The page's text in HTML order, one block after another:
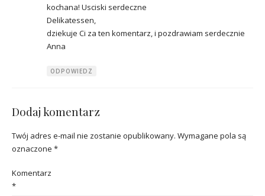
kochana! Usciski serdeczne
Delikatessen,
dziekuje Ci za ten komentarz, i pozdrawiam serdecznie
Anna
ODPOWIEDZ
Dodaj komentarz
Twój adres e-mail nie zostanie opublikowany. Wymagane pola są
oznaczone *
Komentarz
*